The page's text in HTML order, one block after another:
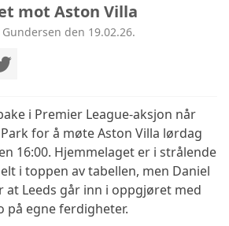
mot Aston Villa
den 19.02.26.
i Premier League‑aksjon når
for å møte Aston Villa lørdag
16:00. Hjemmelaget er i strålende
i toppen av tabellen, men Daniel
at Leeds går inn i oppgjøret med
på egne ferdigheter.